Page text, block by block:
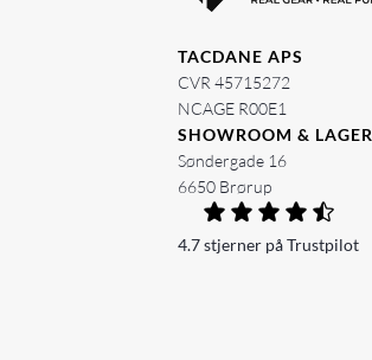
TACDANE APS
CVR 45715272
NCAGE R00E1
SHOWROOM & LAGER
Søndergade 16
6650 Brørup
4.7 stjerner på Trustpilot